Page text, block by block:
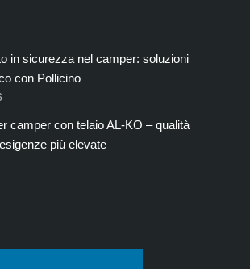
in sicurezza nel camper: soluzioni
con Pollicino
camper con telaio AL-KO – qualità
più elevate